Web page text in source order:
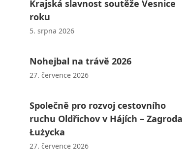
Krajská slavnost soutěže Vesnice
roku
5. srpna 2026
Nohejbal na trávě 2026
27. července 2026
Společně pro rozvoj cestovního
ruchu Oldřichov v Hájích – Zagroda
Łużycka
27. července 2026